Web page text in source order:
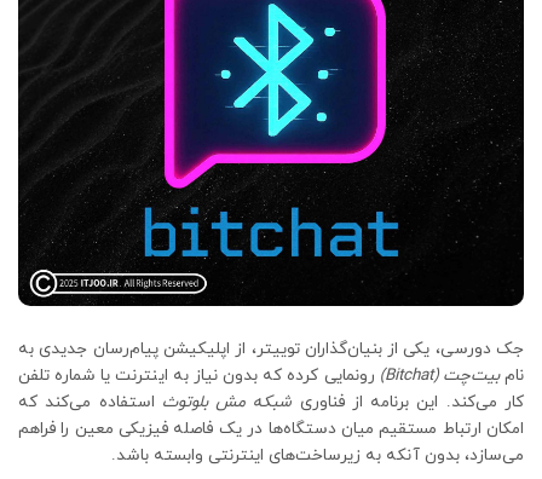
جک دورسی، یکی از بنیان‌گذاران توییتر، از اپلیکیشن پیام‌رسان جدیدی به
نامبیت‌چت (Bitchat)
رونمایی کرده که بدون نیاز به اینترنت یا شماره تلفن
کار می‌کند. این برنامه از فناوری شبکه مش بلوتوث استفاده می‌کند که
امکان ارتباط مستقیم میان دستگاه‌ها در یک فاصله فیزیکی معین را فراهم
می‌سازد، بدون آنکه به زیرساخت‌های اینترنتی وابسته باشد.